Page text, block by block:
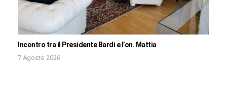
Incontro tra il Presidente Bardi e l’on. Mattia
7 Agosto 2026